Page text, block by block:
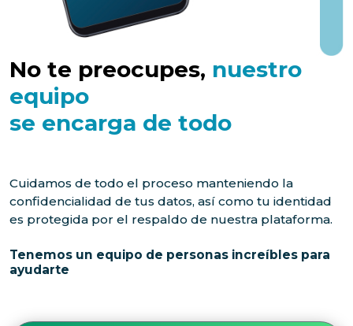
No te preocupes, nuestro
equipo
se encarga de todo
Cuidamos de todo el proceso manteniendo la
confidencialidad de tus datos, así como tu identidad
es protegida por el respaldo de nuestra plataforma.
Tenemos un equipo de personas increíbles para
ayudarte